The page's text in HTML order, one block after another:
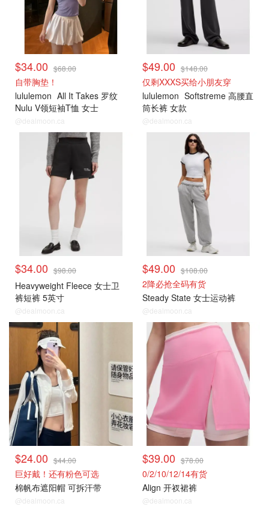
$34.00 $68.00
自带胸垫！
lululemon All It Takes 罗纹
Nulu V领短袖T恤 女士
@dealmoon.ca
$49.00 $148.00
仅剩XXXS买给小朋友穿
lululemon Softstreme 高腰直
筒长裤 女款
@dealmoon.ca
$34.00 $98.00
Heavyweight Fleece 女士卫
裤短裤 5英寸
@dealmoon.ca
$49.00 $108.00
2降必抢全码有货
Steady State 女士运动裤
@dealmoon.ca
打折上新
$24.00 $44.00
巨好戴！还有粉色可选
棉帆布遮阳帽 可拆汗带
@dealmoon.ca
打折上新
$39.00 $78.00
0/2/10/12/14有货
Align 开衩裙裤
@dealmoon.ca